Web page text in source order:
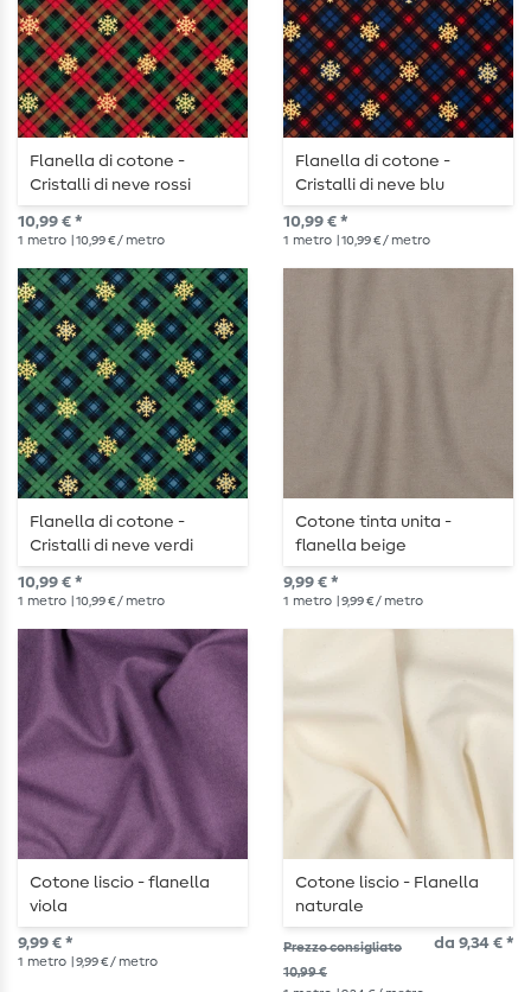
Flanella di cotone -
Cristalli di neve rossi
10,99 € *
1 metro | 10,99 € / metro
Flanella di cotone -
Cristalli di neve blu
10,99 € *
1 metro | 10,99 € / metro
Flanella di cotone -
Cristalli di neve verdi
10,99 € *
1 metro | 10,99 € / metro
Cotone tinta unita -
flanella beige
9,99 € *
1 metro | 9,99 € / metro
Cotone liscio - flanella
viola
9,99 € *
1 metro | 9,99 € / metro
Cotone liscio - Flanella
naturale
Prezzo consigliato
10,99 €
da 9,34 € *